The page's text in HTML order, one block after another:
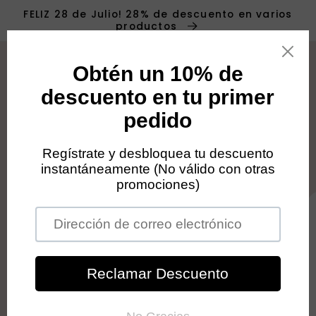
directamente
al contenido
FELIZ 28 de Julio! 28% de descuento en varios
productos
información
del producto